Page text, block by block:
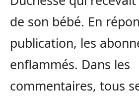
de son bébé. En
publication, les
enflammés. Dans les
commentaires, tous